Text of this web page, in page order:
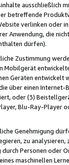
ausschließlich
betreffende
verlinken oder
Anwendung, die
dürfen).
Zustimmung
Geräten
über einen
oder (3)
Blu-Ray-Player
Genehmigung
zu
Personen
maschinellen